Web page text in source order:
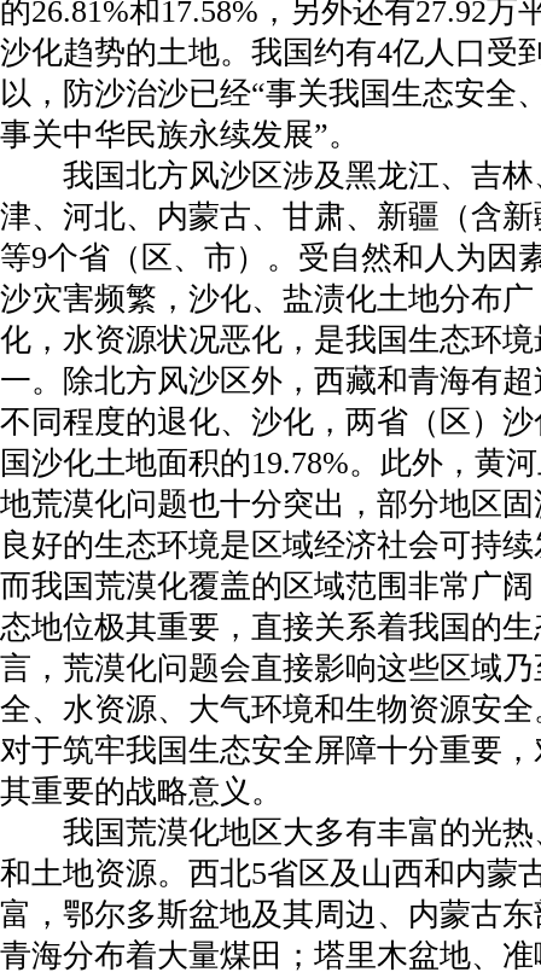
的26.81%和17.58%，另外还有27.92万
沙化趋势的土地。我国约有4亿人口受
以，防沙治沙已经“事关我国生态安全
事关中华民族永续发展”。
我国北方风沙区涉及黑龙江、吉林
津、河北、内蒙古、甘肃、新疆（含
等9个省（区、市）。受自然和人为因
沙灾害频繁，沙化、盐渍化土地分布
化，水资源状况恶化，是我国生态环
一。除北方风沙区外，西藏和青海有
不同程度的退化、沙化，两省（区）
国沙化土地面积的19.78%。此外，黄
地荒漠化问题也十分突出，部分地区
良好的生态环境是区域经济社会可持
而我国荒漠化覆盖的区域范围非常广
态地位极其重要，直接关系着我国的
言，荒漠化问题会直接影响这些区域
全、水资源、大气环境和生物资源安
对于筑牢我国生态安全屏障十分重要
其重要的战略意义。
我国荒漠化地区大多有丰富的光热
和土地资源。西北5省区及山西和内蒙
富，鄂尔多斯盆地及其周边、内蒙古
青海分布着大量煤田；塔里木盆地、